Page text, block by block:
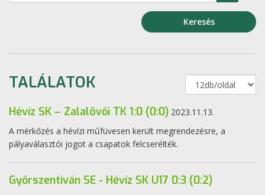
Keresés
TALÁLATOK
Hévíz SK – Zalalövői TK 1:0 (0:0) 2023.11.13.
A mérkőzés a hévízi műfüvesen került megrendezésre, a
pályaválasztói jogot a csapatok felcserélték.
Győrszentiván SE - Hévíz SK U17 0:3 (0:2)